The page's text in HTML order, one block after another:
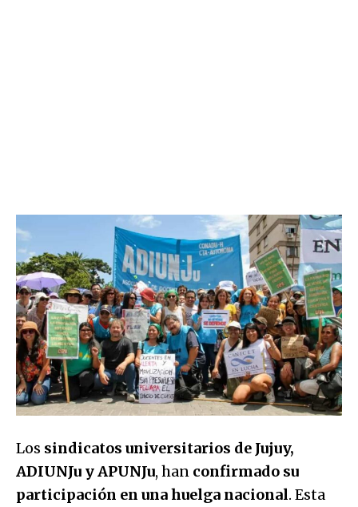
Los sindicatos universitarios de Jujuy,
ADIUNJu y APUNJu, han confirmado su
participación en una huelga nacional. Esta